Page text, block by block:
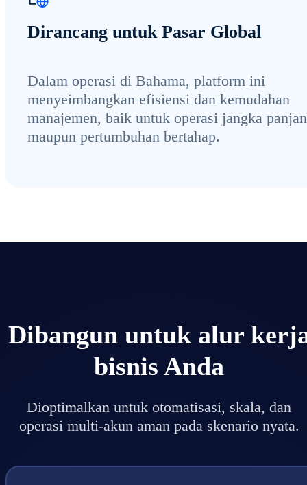
Dirancang untuk Pasar Global
Dalam operasi di Bahama, platform ini
menyeimbangkan efisiensi dan kemudahan
manajemen, baik untuk operasi jangka
maupun pertumbuhan bertahap.
Dibangun untuk alur
bisnis Anda
Dioptimalkan untuk otomatisasi, skala, dan
operasi multi-akun aman pada skenario nyata.